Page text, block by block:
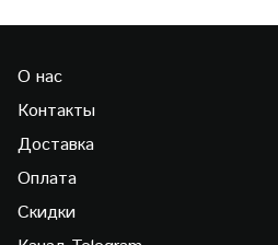
О нас
Контакты
Доставка
Оплата
Скидки